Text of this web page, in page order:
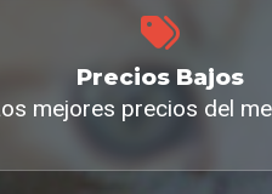
Precios Bajos
mejores precios del